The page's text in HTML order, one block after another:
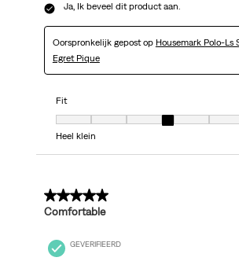
Ja, Ik beveel dit product aan.
Oorspronkelijk gepost op Housemark Polo-Ls
Egret Pique
Fit
Fit, 4 van 7, waarbij 1 gelijk is aan Heel klein
Heel klein
5 van 5 sterren.
Comfortable
GEVERIFIEERD